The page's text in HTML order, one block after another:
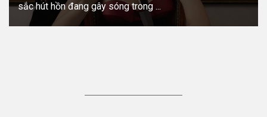
sắc hút hồn đang gây sóng trong ...